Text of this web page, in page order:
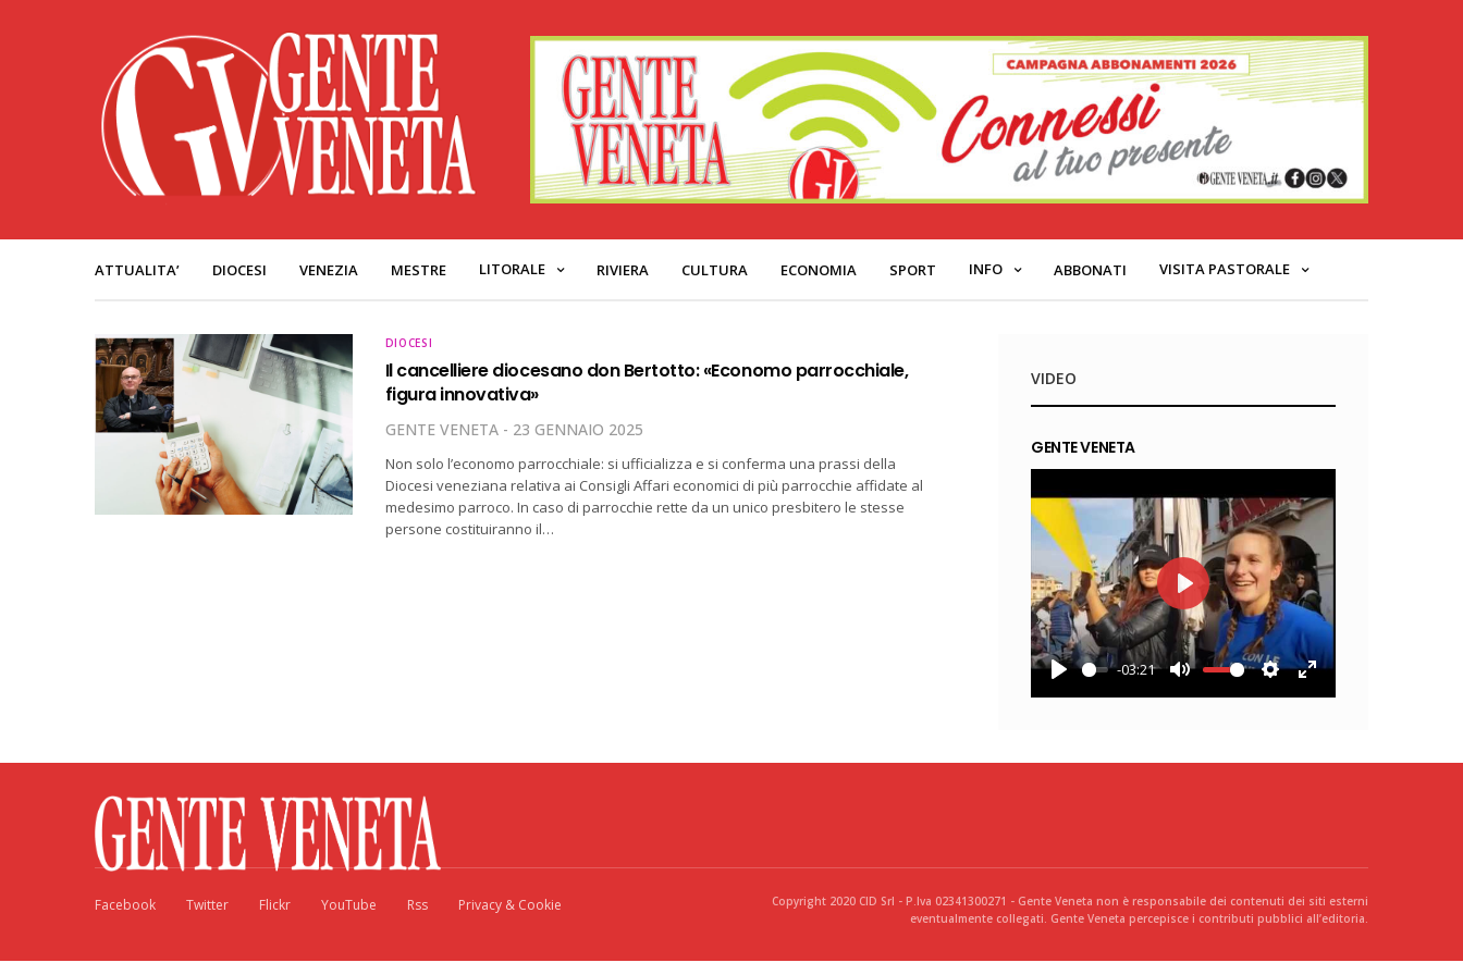
ATTUALITA’ DIOCESI VENEZIA MESTRE LITORALE RIVIERA CULTURA ECONOMIA SPORT INFO ABBONATI VISITA PASTORALE
DIOCESI
Il cancelliere diocesano don Bertotto: «Economo parrocchiale,
figura innovativa»
GENTE VENETA 23 GENNAIO 2025
Non solo l’economo parrocchiale: si ufficializza e si conferma una prassi della
Diocesi veneziana relativa ai Consigli Affari economici di più parrocchie affidate al
medesimo parroco. In caso di parrocchie rette da un unico presbitero le stesse
persone costituiranno il…
VIDEO
GENTE VENETA
-03:21
Play
Facebook Twitter Flickr YouTube Rss Privacy & Cookie
Copyright 2020 CID Srl - P.Iva 02341300271 - Gente Veneta non è responsabile dei contenuti dei siti esterni
eventualmente collegati. Gente Veneta percepisce i contributi pubblici all’editoria.